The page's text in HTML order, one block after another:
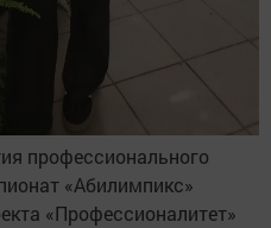
профессионального
«Абилимпикс»
«Профессионалитет»